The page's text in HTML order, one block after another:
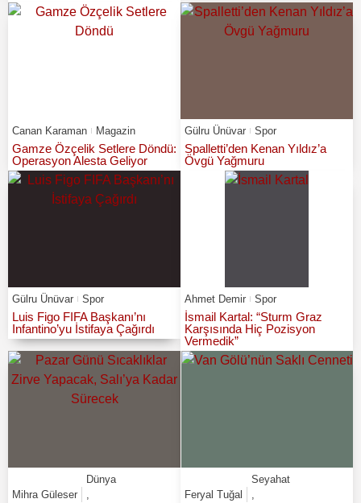
Canan Karaman Magazin
Gamze Özçelik Setlere Döndü:
Operasyon Alesta Geliyor
Gülru Ünüvar Spor
Spalletti’den Kenan Yıldız’a
Övgü Yağmuru
Gülru Ünüvar Spor
Luis Figo FIFA Başkanı’nı
Infantino’yu İstifaya Çağırdı
Ahmet Demir Spor
İsmail Kartal: “Sturm Graz
Karşısında Hiç Pozisyon
Vermedik”
Mihra Güleser
Dünya
Feryal Tuğal
Seyahat